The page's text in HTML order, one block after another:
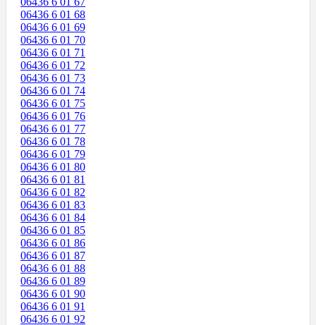
06436 6 01 68
06436 6 01 69
06436 6 01 70
06436 6 01 71
06436 6 01 72
06436 6 01 73
06436 6 01 74
06436 6 01 75
06436 6 01 76
06436 6 01 77
06436 6 01 78
06436 6 01 79
06436 6 01 80
06436 6 01 81
06436 6 01 82
06436 6 01 83
06436 6 01 84
06436 6 01 85
06436 6 01 86
06436 6 01 87
06436 6 01 88
06436 6 01 89
06436 6 01 90
06436 6 01 91
06436 6 01 92